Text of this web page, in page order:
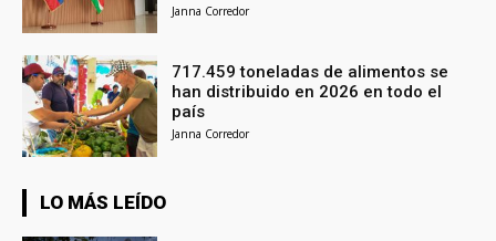
Janna Corredor
717.459 toneladas de alimentos se
han distribuido en 2026 en todo el
país
Janna Corredor
LO MÁS LEÍDO